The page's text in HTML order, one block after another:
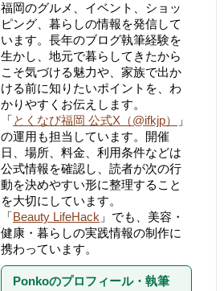
福岡のグルメ、イベント、ショッ
ピング、暮らしの情報を発信して
います。長年のブログ執筆経験を
生かし、地元で暮らしてきたから
こそ気づける魅力や、家族で出か
ける前に知りたいポイントを、わ
かりやすくお伝えします。
「とくなび福岡 公式X（@ifkjp）
」
の運用も担当しています。開催
日、場所、料金、利用条件などは
公式情報を確認し、読者が次の行
動を決めやすい形に整理すること
を大切にしています。
「Beauty LifeHack 」でも、美容・
健康・暮らしの実践情報の制作に
携わっています。
Ponkoのプロフィール・執筆